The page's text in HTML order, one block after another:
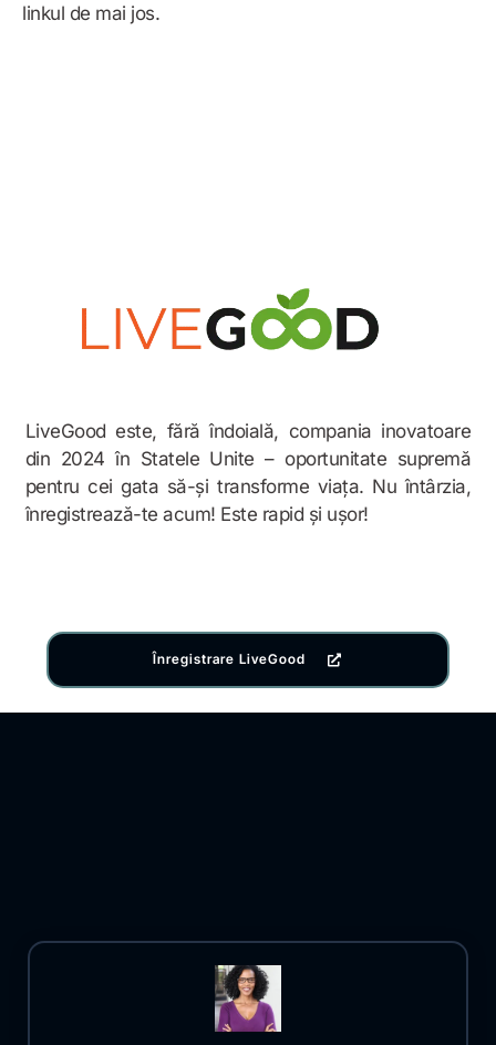
linkul de mai jos.
LiveGood este, fără îndoială, compania inovatoare
din 2024 în Statele Unite – oportunitate supremă
pentru cei gata să-și transforme viața. Nu întârzia,
înregistrează-te acum! Este rapid și ușor!
Înregistrare LiveGood